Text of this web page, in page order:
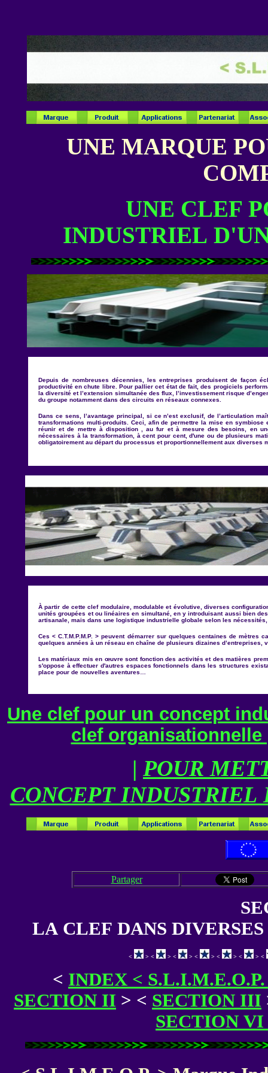
UNE MARQUE
UNE CLEF
INDUSTRIEL
Depuis de nombreuses décennies, les entreprises produisent de façon
productivité en chute libre. Pour pallier cet état de fait, des progiciels
la diversité et l’extension simultanée des flux, l’investissement risque d’
du groupe notamment dans des circuits en réseaux connexes.
Dans ce sens, l’avantage principal, si ce n’est exclusif, de l’articulation
transformations multi-produits. Ceci, afin de permettre la mise en
réunir et de mettre à disposition , au fur et à mesure des besoins, en
nécessaires à la transformation, à cent pour cent, d'une ou de plusieurs
obligatoirement au départ du processus et proportionnellement aux diverses
À partir de cette clef modulaire, modulable et évolutive, diverses
unités groupées et ou linéaires en simultané, en y introduisant aussi bien
artisanale, mais dans une logistique industrielle globale selon les
Ces < C.T.M.P.M.P. > peuvent démarrer sur quelques centaines de
quelques années à un réseau en chaîne de plusieurs dizaines d’entreprises,
Les matériaux mis en œuvre sont fonction des activités et des matières
s'oppose à effectuer d'autres espaces fonctionnels dans les structures
place pour de nouvelles aventures
Une clef pour un concept
clef
| POUR
CONCEPT
Partager
LA CLEF DANS
< > < > < > < > < > < > <
< INDEX <
SECTION II > < SECTION III
SECTION VI